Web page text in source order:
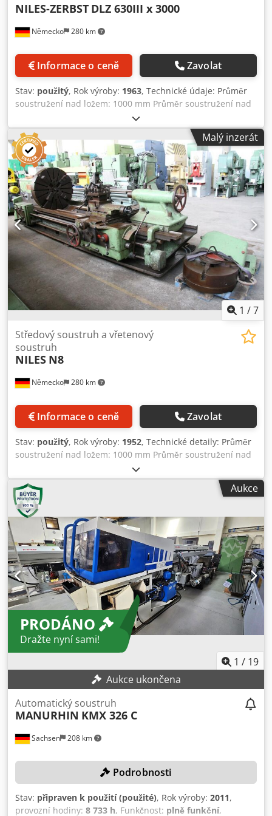
Německo 280 km
NILES-ZERBST DLZ 630III x 3000
Informace o ceně Zavolat
Stav: použitý, Rok výroby: 1963, Technické údaje: Průměr
soustružení nad ložem: 1000 mm Průměr soustružení nad
podpěrní hlavou: 620 mm Djdpfou Ix Arox Aicswa Délka
soustružení: 3150 mm Vzdálenost mezi hroty: 3150 mm
Průměr soustružení v oblasti lůžka: 1200 mm Délka lůžka:
800 mm Hmotnost stroje přibližně: 11,5 t Rozměry stroje
přibližně (délka x šířka x výška): 7,5 x 1,5 x 1,7 m včetně 2
podpěr a různých hrotů *
Malý inzerát
1 /7
Německo 280 km
Středový soustruh a vřetenový
soustruh
NILES N8
Informace o ceně Zavolat
Stav: použitý, Rok výroby: 1952, Technické detaily: Průměr
soustružení nad ložem: 1000 mm Průměr soustružení nad
suportem: 520 mm Dwsdpfxou Tq U Ij Aicsa Délka
soustružení: 2500 mm Zdvižný pohyb suportu v ose Z:
rovinný: cca 500 mm Zdvižný pohyb suportu v ose Z: horní
suport: cca 300 mm Výška středu: 300 mm Průměr vřetene:
90 mm Rozsah otáček: 3,2 – 382 / 22 kroků ot./min Rozsah
posuvu v ose X: podélný: 0,213 – 2,67 / 36 kroků m/min
Rozsah posuvu v ose Y: příčný: 0,070 – 1,11 / 36 kroků
m/min Upínací kužel pinoly lunety: MK 6 Celkový příkon: 22
Hmotnost stroje: cca 8,2 t Rozměry stroje (d x š x v): cca 5,3
x 1,6 x 1,6 m Rozměry pro přepravu: cca 5,5 x 1,7 x 1,6 m
Výbava: Rovinná deska průměru 1000 mm Čtyřhranný
držák soustružnických nožů Lyneta průměru 250 mm,
uzavřená Příslušenství: Tříčelisťové sklíčidlo průměru 630 *
Aukce
PRODÁNO
Dražte nyní sami!
1 / 19
Aukce ukončena
Sachsen 208 km
Automatický soustruh
MANURHIN KMX 326 C
Podrobnosti
Stav: připraven k použití (použité), Rok výroby: 2011,
provozní hodiny: 8 733 h, Funkčnost: plně funkční,